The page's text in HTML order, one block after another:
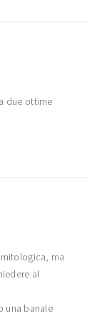
due ottime
ma
al
una banale